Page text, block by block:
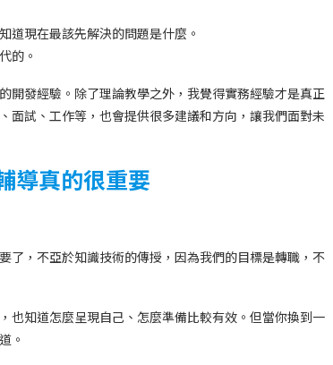
道現在最該先解決的問題是什麼。
的。
開發經驗。除了理論教學之外，我覺得實務經驗才是真正
面試、工作等，也會提供很多建議和方向，讓我們面對未
導真的很重要
了，不亞於知識技術的傳授，因為我們的目標是轉職，不
也知道怎麼呈現自己、怎麼準備比較有效。但當你換到一
。